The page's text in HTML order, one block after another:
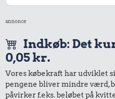
annonce
Indkøb: Det
0,05 kr.
Vores købekraft har udviklet
pengene bliver mindre værd,
påvirker f.eks. beløbet på